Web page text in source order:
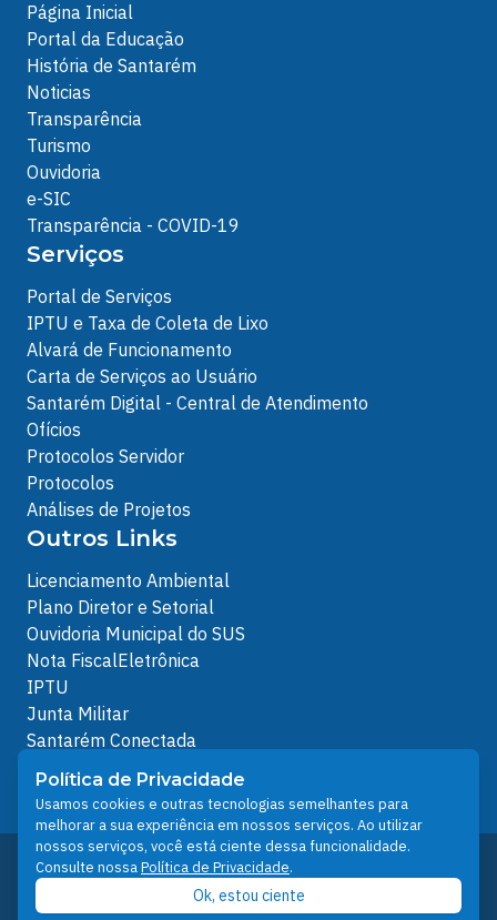
Página Inicial
Portal da Educação
História de Santarém
Noticias
Transparência
Turismo
Ouvidoria
e-SIC
Transparência - COVID-19
Serviços
Portal de Serviços
IPTU e Taxa de Coleta de Lixo
Alvará de Funcionamento
Carta de Serviços ao Usuário
Santarém Digital - Central de Atendimento
Ofícios
Protocolos Servidor
Protocolos
Análises de Projetos
Outros Links
Licenciamento Ambiental
Plano Diretor e Setorial
Ouvidoria Municipal do SUS
Nota FiscalEletrônica
IPTU
Junta Militar
Santarém Conectada
Política de Privacidade
People illustrations by Storyset
Desenvolvido pelo Núcleo Técnico de Gestão de
Tecnologia da Informação - NTI
Prefeitura de Santarém © 2026
Política de Privacidade
Usamos cookies e outras tecnologias semelhantes para
melhorar a sua experiência em nossos serviços. Ao utilizar
nossos serviços, você está ciente dessa funcionalidade.
Consulte nossaPolítica de Privacidade.
Ok, estou ciente